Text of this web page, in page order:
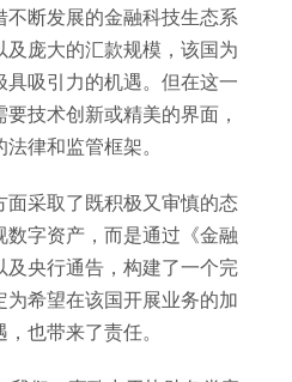
不断发展的金融科技生态系
庞大的汇款规模，该国为
吸引力的机遇。但在这一
技术创新或精美的界面，
律和监管框架。
采取了既积极又审慎的态
字资产，而是通过《金融
央行通告，构建了一个完
希望在该国开展业务的加
也带来了责任。